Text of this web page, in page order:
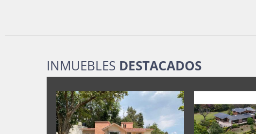
INMUEBLES DESTACADOS